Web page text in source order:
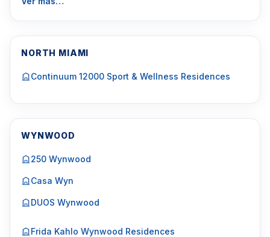
NORTH MIAMI
Continuum 12000 Sport & Wellness Residences
WYNWOOD
250 Wynwood
Casa Wyn
DUOS Wynwood
Frida Kahlo Wynwood Residences